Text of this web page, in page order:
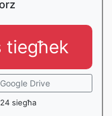
tiegħek
Drive
siegħa